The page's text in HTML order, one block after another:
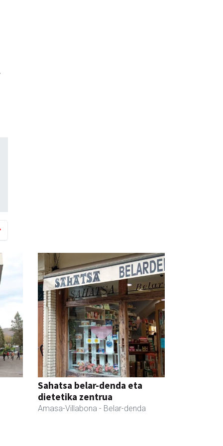
Sahatsa belar-denda eta
dietetika zentrua
Amasa-Villabona - Belar-denda